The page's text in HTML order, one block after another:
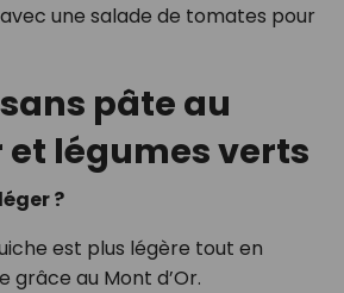
une salade de tomates pour
pâte au
et légumes verts
?
est plus légère tout en
au Mont d’Or.